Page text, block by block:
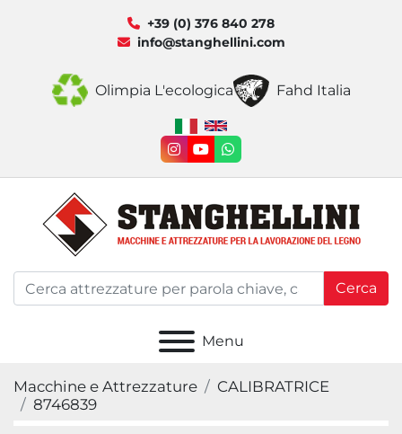
+39 (0) 376 840 278
info@stanghellini.com
Olimpia L'ecologica Fahd Italia
instagram
youtubewhatsapp
Cerca
Menu
Macchine e Attrezzature
CALIBRATRICE
8746839